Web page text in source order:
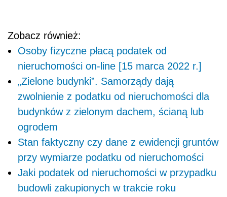
Zobacz również:
Osoby fizyczne płacą podatek od
nieruchomości on-line [15 marca 2022 r.]
„Zielone budynki”. Samorządy dają
zwolnienie z podatku od nieruchomości dla
budynków z zielonym dachem, ścianą lub
ogrodem
Stan faktyczny czy dane z ewidencji gruntów
przy wymiarze podatku od nieruchomości
Jaki podatek od nieruchomości w przypadku
budowli zakupionych w trakcie roku